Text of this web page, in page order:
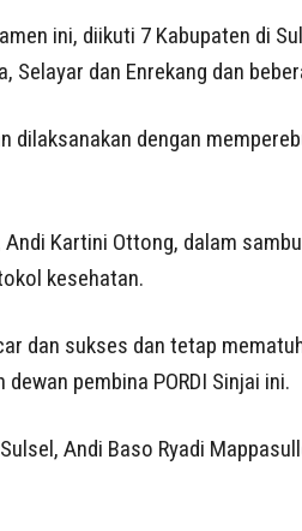
ini, diikuti 7 Kabupaten di
Selayar dan Enrekang dan
dilaksanakan dengan
Kartini Ottong, dalam
kesehatan.
dan sukses dan tetap
pembina PORDI Sinjai ini.
Andi Baso Ryadi